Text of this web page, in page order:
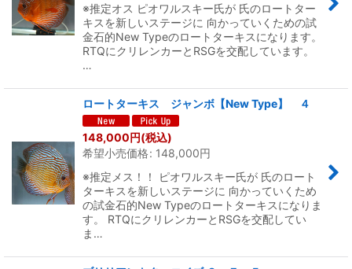
※推定オス ピオワルスキー氏が 氏のロートター
キスを新しいステージに 向かっていくための試
金石的New Typeのロートターキスになります。
RTQにクリレンカーとRSGを交配しています。
…
ロートターキス ジャンボ【New Type】 ４
148,000円(税込)
希望小売価格: 148,000円
※推定メス！！ ピオワルスキー氏が 氏のロート
ターキスを新しいステージに 向かっていくため
の試金石的New Typeのロートターキスになりま
す。 RTQにクリレンカーとRSGを交配してい
ま…